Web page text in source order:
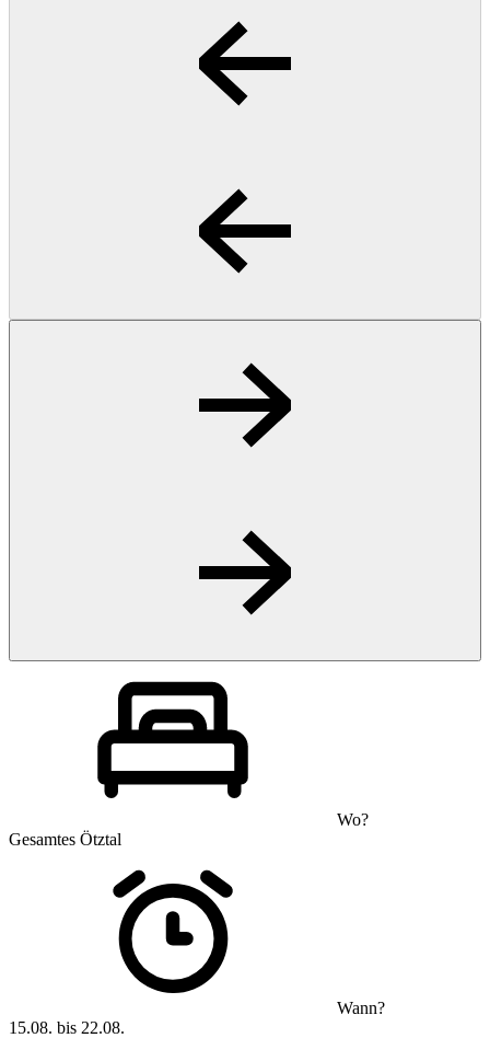
Wo?
Gesamtes Ötztal
Wann?
15.08. bis 22.08.